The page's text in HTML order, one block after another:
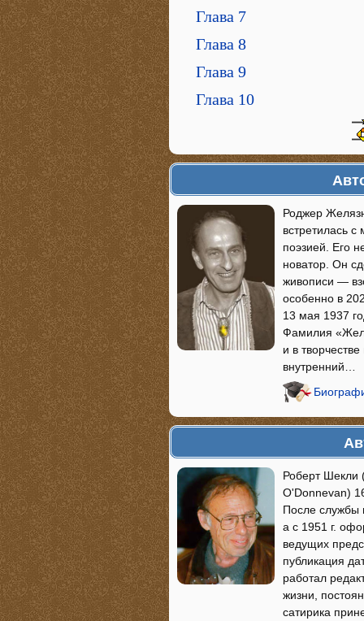
Глава 7
Глава 8
Глава 9
Глава 10
Роджер
встретилась
поэзией. Его
новатор. Он
живописи —
особенно в
13 мая 1937
Фамилия
и в
внутренний…
Роберт Шекли
O'Donnevan)
После службы
а с 1951 г.
ведущих
публикация
работал
жизни,
сатирика